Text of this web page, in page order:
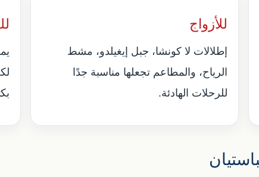
للأزواج
إطلالات لا كونشا، جبل إيغيلدو، مشط
الرياح، والمطاعم تجعلها مناسبة جدًا
للرحلات الهادئة.